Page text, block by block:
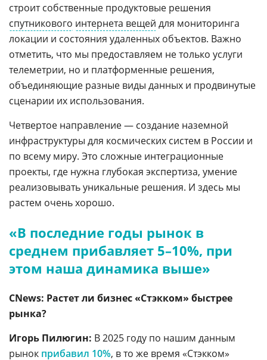
строит собственные продуктовые решения
спутникового интернета вещей для мониторинга
локации и состояния удаленных объектов. Важно
отметить, что мы предоставляем не только услуги
телеметрии, но и платформенные решения,
объединяющие разные виды данных и продвинутые
сценарии их использования.
Четвертое направление — создание наземной
инфраструктуры для космических систем в России и
по всему миру. Это сложные интеграционные
проекты, где нужна глубокая экспертиза, умение
реализовывать уникальные решения. И здесь мы
растем очень хорошо.
«В последние годы рынок в
среднем прибавляет 5–10%, при
этом наша динамика выше»
CNews: Растет ли бизнес «Стэкком» быстрее
рынка?
Игорь Пилюгин: В 2025 году по нашим данным
рынок прибавил 10%, в то же время «Стэкком»